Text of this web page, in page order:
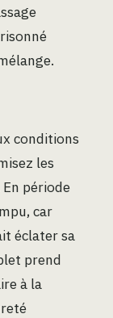
conditions
les
période
car
éclater sa
prend
à la